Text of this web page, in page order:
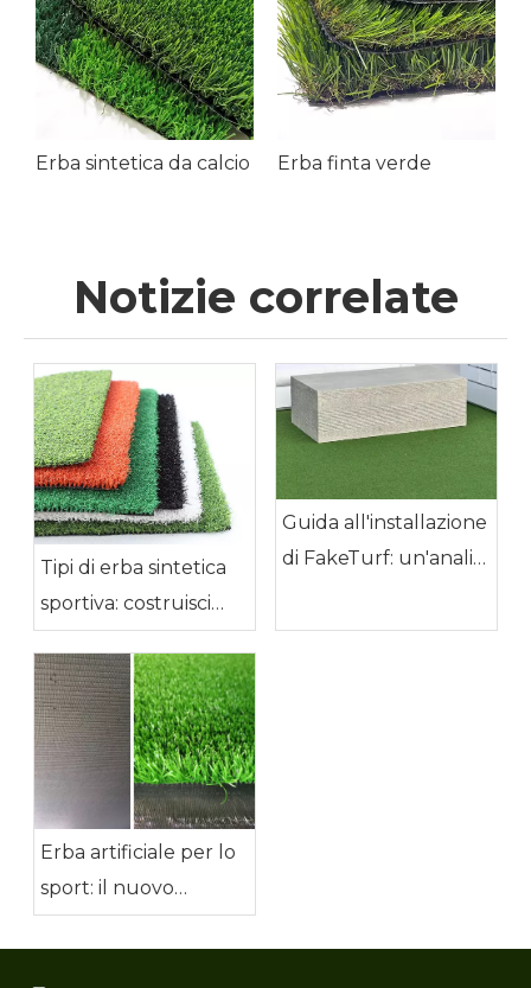
Erba sintetica da calcio Erba finta verde
Notizie correlate
Tipi di erba sintetica
sportiva: costruisci
campi sportivi
durevoli e ad alte
prestazioni
Guida all'installazione
di FakeTurf: un'analisi
paesaggistica e
Erba artificiale per lo
sport: il nuovo